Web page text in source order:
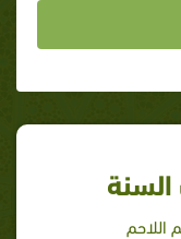
اللاحم